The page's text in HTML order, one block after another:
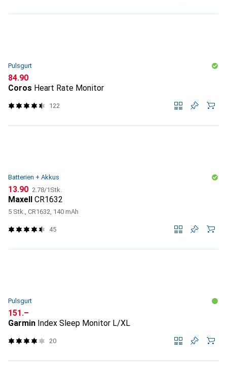
Pulsgurt
CHF
84.90
Coros Heart Rate Monitor
122
Batterien + Akkus
CHF
13.90 CHF
2.78/1Stk.
Maxell CR1632
5 Stk., CR1632, 140 mAh
45
Pulsgurt
CHF
151.–
Garmin Index Sleep Monitor L/XL
20